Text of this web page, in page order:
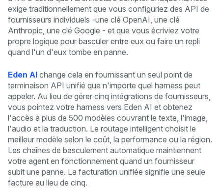
exige traditionnellement que vous configuriez des API de
fournisseurs individuels -une clé OpenAI, une clé
Anthropic, une clé Google - et que vous écriviez votre
propre logique pour basculer entre eux ou faire un repli
quand l'un d'eux tombe en panne.
Eden AI change cela en fournissant un seul point de
terminaison API unifié que n'importe quel harness peut
appeler. Au lieu de gérer cinq intégrations de fournisseurs,
vous pointez votre harness vers Eden AI et obtenez
l'accès à plus de 500 modèles couvrant le texte, l'image,
l'audio et la traduction. Le routage intelligent choisit le
meilleur modèle selon le coût, la performance ou la région.
Les chaînes de basculement automatique maintiennent
votre agent en fonctionnement quand un fournisseur
subit une panne. La facturation unifiée signifie une seule
facture au lieu de cinq.